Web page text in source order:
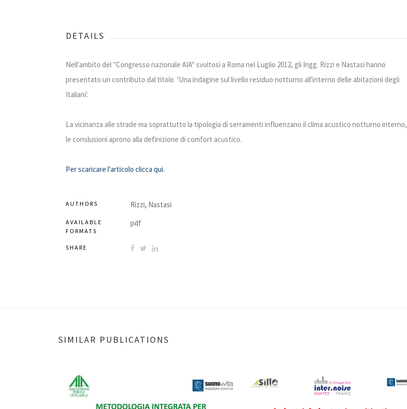
DETAILS
Nell'ambito del "Congresso nazionale AIA" svoltosi a Roma nel Luglio 2012, gli Ingg. Rizzi e Nastasi hanno
presentato un contributo dal titolo 'Una indagine sul livello residuo notturno all'interno delle abitazioni degli
Italiani'.
La vicinanza alle strade ma soprattutto la tipologia di serramenti influenzano il clima acustico notturno interno,
le conslusioni aprono alla definizione di comfort acustico.
Per scaricare l'articolo clicca qui.
AUTHORS Rizzi, Nastasi
AVAILABLE
FORMATS
pdf
SHARE
SIMILAR PUBLICATIONS